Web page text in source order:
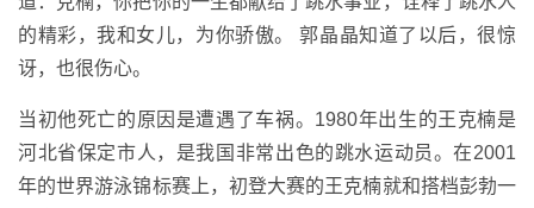
的精彩，我和女儿，为你骄傲。 郭晶晶知道了以后，很惊
讶，也很伤心。
当初他死亡的原因是遭遇了车祸。1980年出生的王克楠是
河北省保定市人，是我国非常出色的跳水运动员。在2001
年的世界游泳锦标赛上，初登大赛的王克楠就和搭档彭勃一